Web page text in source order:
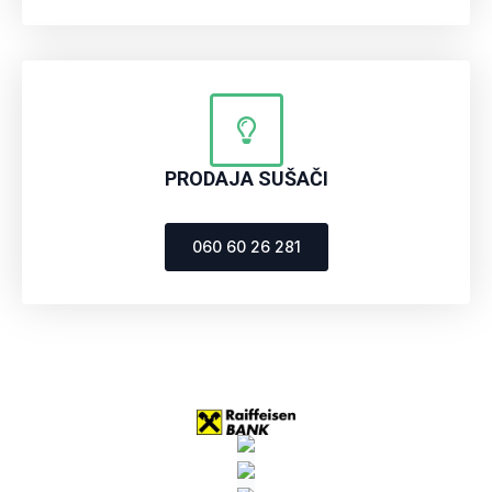
PRODAJA SUŠAČI
060 60 26 281